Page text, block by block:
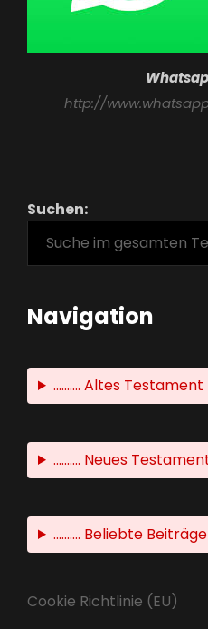
http://
Suchen:
Navigation
.......... Altes Testament
.......... Neues
.......... Beliebte Beiträge
Cookie Richtlinie (EU)